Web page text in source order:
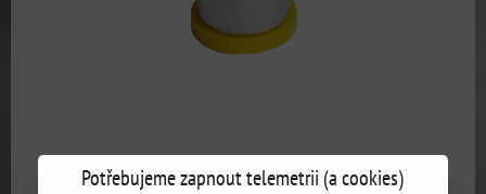
Potřebujeme zapnout telemetrii (a cookies)